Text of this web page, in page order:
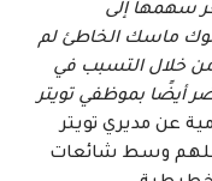
سهمها إلى
ماسك الخاطئ لم
خلال التسبب في
25٪ ، ولكنه أضر أيضًا بموظفي تويتر
عن مديري تويتر
وسط شائعات